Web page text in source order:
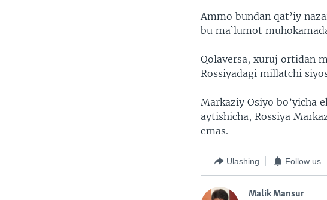
Ammo bundan qat’iy
bu ma`lumot
Qolaversa, xuruj ortidan
Rossiyadagi millatchi
Markaziy Osiyo bo’yicha
aytishicha, Rossiya
emas.
Ulashing Follow us
Malik Mansur